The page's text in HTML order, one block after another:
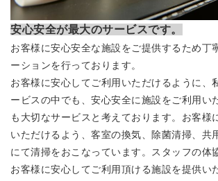
安心安全が最大のサービスです。
お客様に安心安全な施設をご提供するため丁
ーションを行っております。
お客様に安心してご利用いただけるように、
ービスの中でも、安心安全に施設をご利用い
も大切なサービスと考えております。お客様
いただけるよう、客室の換気、除菌清掃、共
にて清掃をおこなっています。スタッフの体
お客様に安心してご利用頂ける施設を提供い